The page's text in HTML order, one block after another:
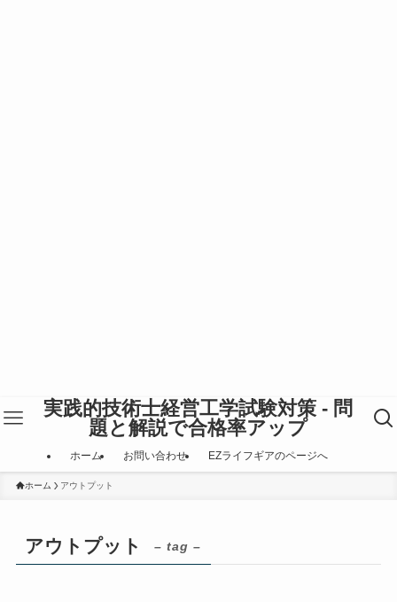
実践的技術士経営工学試験対策 - 問
題と解説で合格率アップ
ホーム お問い合わせ EZライフギアのページへ
ホーム アウトプット
アウトプット – tag –